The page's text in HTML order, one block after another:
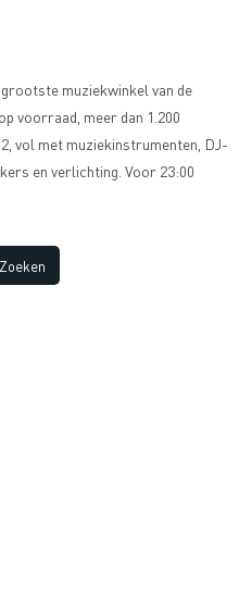
grootste muziekwinkel van de
voorraad, meer dan 1.200
vol met muziekinstrumenten, DJ-
en verlichting. Voor 23:00